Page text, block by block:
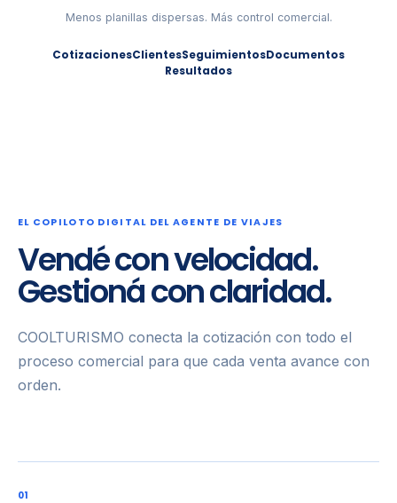
Menos planillas dispersas. Más control comercial.
CotizacionesClientesSeguimientosDocumentos
Resultados
EL COPILOTO DIGITAL DEL AGENTE DE VIAJES
Vendé con velocidad.
Gestioná con claridad.
COOLTURISMO conecta la cotización con todo el
proceso comercial para que cada venta avance con
orden.
01